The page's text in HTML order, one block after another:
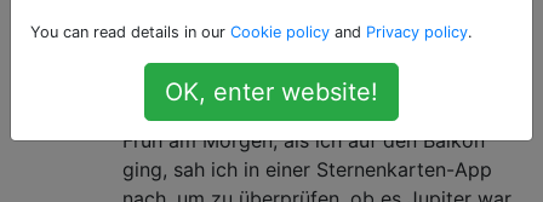
2
Mitte vierzig, glaube ich, habe ich
Pluto zum ersten Mal mit bloßem
Auge gesehen
Früh am Morgen, als ich auf den Balkon
ging, sah ich in einer Sternenkarten-App
You can read details in our Cookie policy and Privacy policy.
OK, enter website!